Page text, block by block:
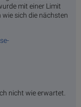
mit einer Limit
sich die nächsten
nicht wie erwartet.